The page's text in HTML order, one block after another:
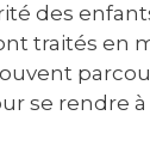
des
traités en
se rendre